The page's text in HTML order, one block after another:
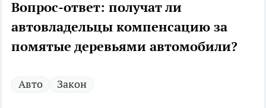
Вопрос-ответ: получат ли
автовладельцы компенсацию за
помятые деревьями автомобили?
Авто Закон